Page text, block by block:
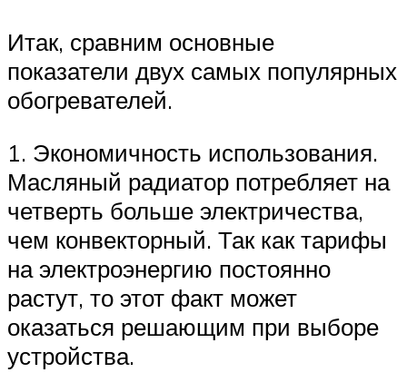
Итак, сравним основные
показатели двух самых популярных
обогревателей.
1. Экономичность использования.
Масляный радиатор потребляет на
четверть больше электричества,
чем конвекторный. Так как тарифы
на электроэнергию постоянно
растут, то этот факт может
оказаться решающим при выборе
устройства.